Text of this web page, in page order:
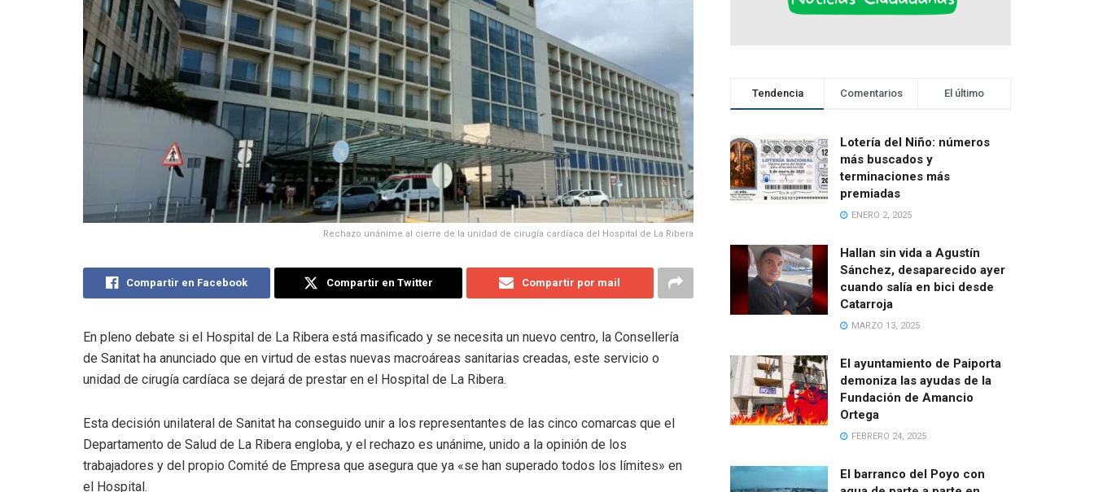
Rechazo unánime al cierre de la unidad de cirugía cardíaca del Hospital de La Ribera
Compartir en Facebook Compartir en Twitter Compartir por mail
En pleno debate si el Hospital de La Ribera está masificado y se necesita un nuevo centro, la Consellería
de Sanitat ha anunciado que en virtud de estas nuevas macroáreas sanitarias creadas, este servicio o
unidad de cirugía cardíaca se dejará de prestar en el Hospital de La Ribera.
Esta decisión unilateral de Sanitat ha conseguido unir a los representantes de las cinco comarcas que el
Departamento de Salud de La Ribera engloba, y el rechazo es unánime, unido a la opinión de los
trabajadores y del propio Comité de Empresa que asegura que ya «se han superado todos los límites» en
el Hospital.
Tendencia Comentarios El último
Lotería del Niño: números
más buscados y
terminaciones más
premiadas
ENERO 2, 2025
Hallan sin vida a Agustín
Sánchez, desaparecido ayer
cuando salía en bici desde
Catarroja
MARZO 13, 2025
El ayuntamiento de Paiporta
demoniza las ayudas de la
Fundación de Amancio
Ortega
FEBRERO 24, 2025
El barranco del Poyo con